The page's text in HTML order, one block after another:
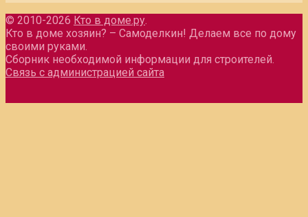
© 2010-2026 Кто в доме.ру.
Кто в доме хозяин? – Самоделкин! Делаем все по дому
своими руками.
Сборник необходимой информации для строителей.
Связь с администрацией сайта